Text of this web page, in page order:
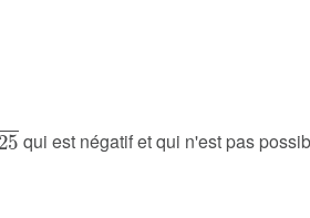
qui est négatif et qui n'est pas